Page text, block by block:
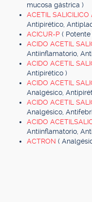
mucosa gástrica )
ACETIL SALICILICO
Antipirético,
ACICUR-P (
ACIDO ACETIL
Antiinflamatorio,
ACIDO ACETIL
Antipirético )
ACIDO ACETIL
Analgésico,
ACIDO ACETIL
Analgésico,
ACIDO
Antiinflamatorio,
ACTRON (